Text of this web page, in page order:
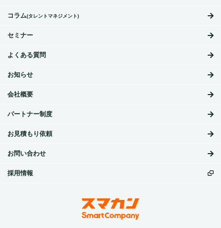
コラム(タレントマネジメント)
セミナー
よくある質問
お知らせ
会社概要
パートナー制度
お見積もり依頼
お問い合わせ
採用情報